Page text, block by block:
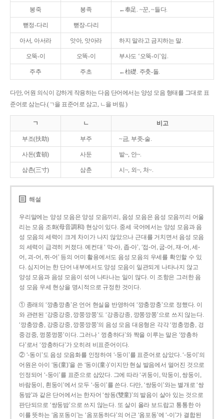
봉죽 봉족 ←奉足. ~꾼, ~들다.
뻗정-다리 뻗장-다리
아서, 아서라 앗아, 앗아라 하지 말라고 금지하는 말.
오뚝-이 오똑-이 부사도 ‘오뚝-이’임.
주추 주초 ←柱礎. 주춧-돌.
다만, 어원 의식이 강하게 작용하는 다음 단어에서는 양성 모음 형태를 그대로 표
준어로 삼는다.(ㄱ을 표준어로 삼고, ㄴ을 버림.)
ㄱ ㄴ 비고
부조(扶助) 부주 ~금, 부좃-술.
사돈(査頓) 사둔 밭~, 안~.
삼촌(三寸) 삼춘 시~, 외~, 처~.
해설
우리말에는 양성 모음은 양성 모음끼리, 음성 모음은 음성 모음끼리 어울
리는 모음 조화(母音調和) 현상이 있다. 중세 국어에서는 양성 모음과 음
성 모음의 세력이 크게 차이가 나지 않았으나 근대를 거치면서 음성 모음
의 세력이 급격히 커졌다. 예컨대 ‘ 막-아, 좁-아’, ‘접-어, 굽-어, 재-어, 세-
어, 괴-어, 쥐-어’ 등의 어미 활용에서도 음성 모음의 우세를 확인할 수 있
다. 심지어는 한 단어 내부에서도 양성 모음이 일관되게 나타나지 않고
양성 모음과 음성 모음이 섞여 나타나는 일이 많다. 이 조항은 그러한 음
성 모음 우세 현상을 명시적으로 규정한 것이다.
① 종래의 ‘깡총깡총’은 언어 현실을 반영하여 ‘깡충깡충’으로 정했다. 이
와 관련된 ‘강중강중, 깡쭝깡쭝’도 ‘강종강종, 깡쫑깡쫑’으로 쓰지 않는다.
‘깡충깡충, 강중강중, 깡쭝깡쭝’의 음성 모음 대응형은 각각 ‘껑충껑충, 겅
중겅중, 껑쭝껑쭝’이다. 그러나 ‘ 껑충하다’와 짝을 이루는 말은 ‘깡총하
다’로서 ‘깡충하다’가 오히려 비표준어이다.
② ‘-동이’도 음성 모음화를 인정하여 ‘-둥이’를 표준어로 삼았다. ‘-둥이’의
어원은 아이 ‘동(童)’을 쓴 ‘동이(童-)’이지만 현실 발음에서 멀어진 것으로
인정되어 ‘-둥이’를 표준으로 삼았다. 그에 따라 ‘귀둥이, 막둥이, 쌍둥이,
바람둥이, 흰둥이’에서 모두 ‘-둥이’를 쓴다. 다만, ‘쌍둥이’와는 별개로 ‘쌍
동밤’과 같은 단어에서는 한자어 ‘쌍동(雙童)’의 발음이 살아 있는 것으로
판단되므로 ‘쌍둥밤’으로 쓰지 않는다. 또 살이 올라 보드랍고 통통한 아
이를 뜻하는 ‘옴포동이’는 ‘옴포동하다’의 어근 ‘옴포동’에 ‘-이’가 결합된